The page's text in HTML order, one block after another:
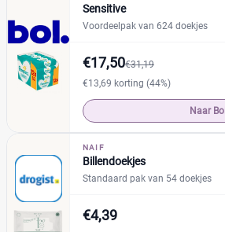
Sensitive
Voordeelpak van 624 doekjes
€17,50€31,19
€13,69 korting (44%)
Naar Bol
NAIF
Billendoekjes
Standaard pak van 54 doekjes
€4,39